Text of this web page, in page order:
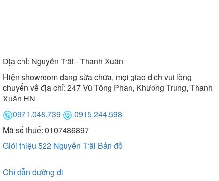
Địa chỉ: Nguyễn Trãi - Thanh Xuân
Hiện showroom đang sửa chữa, mọi giao dịch vui lòng
chuyển về địa chỉ: 247 Vũ Tông Phan, Khương Trung, Thanh
Xuân HN
0971.048.739
0915.244.598
Mã số thuế: 0107486897
Giới thiệu 522 Nguyễn Trãi Bản đồ
Chỉ dẫn đường đi